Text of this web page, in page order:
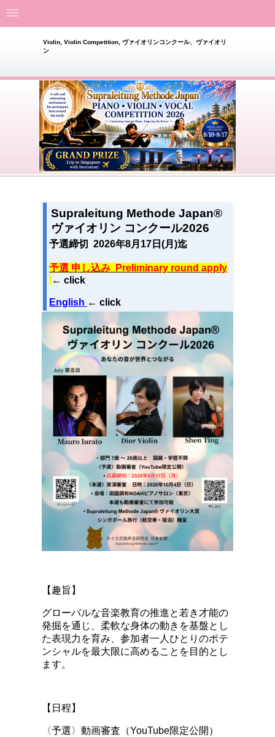
Violin, Violin Competition, ヴァイオリンコンクール、ヴァイオリ
ン
Supraleitung Methode Japan®︎
ヴァイオリン コンクール2026
予選締切 2026年8月17日(月)迄
予選 申し込み Preliminary round apply
← click
English ← click
【趣旨】
グローバルな音楽教育の推進と若き才能の
発掘を通じ、柔軟な身体の動きを基盤とし
た表現力を育み、参加者一人ひとりのポテ
ンシャルを最大限に高めることを目的とし
ます。
【日程】
〈予選〉動画審査（YouTube限定公開）